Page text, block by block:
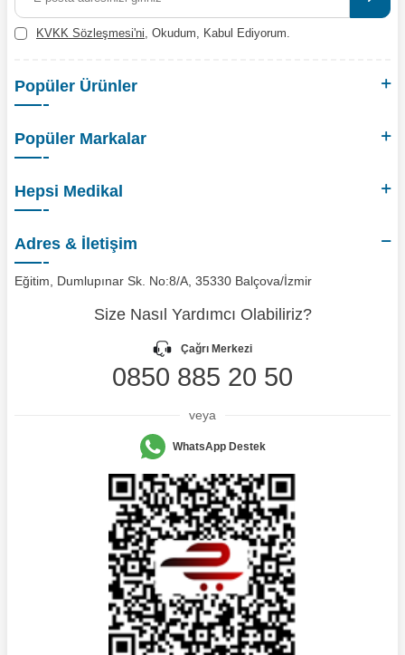
KVKK Sözleşmesi'ni , Okudum, Kabul Ediyorum.
Popüler Ürünler
Popüler Markalar
Hepsi Medikal
Adres & İletişim
Eğitim, Dumlupınar Sk. No:8/A, 35330 Balçova/İzmir
Size Nasıl Yardımcı Olabiliriz?
Çağrı Merkezi
0850 885 20 50
veya
WhatsApp Destek